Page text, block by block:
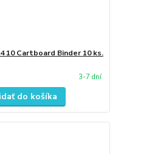
10 Cartboard Binder 10 ks.
3-7 dní
do košíka